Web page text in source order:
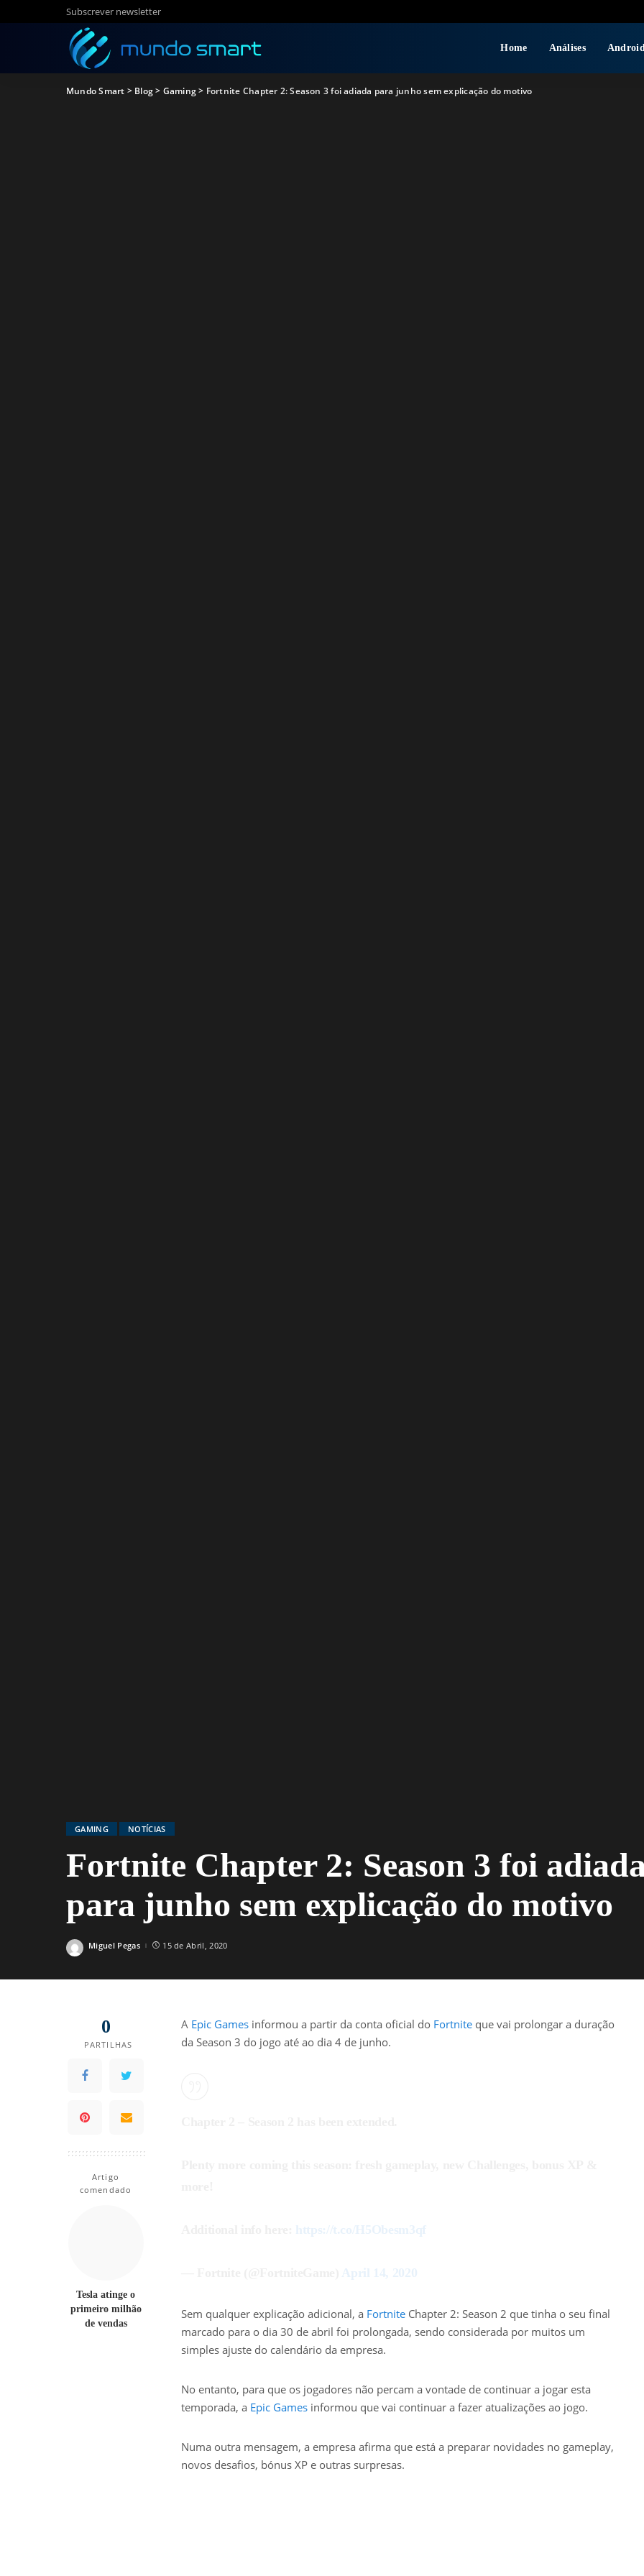
Subscrever newsletter
Home Análises
Mundo Smart > Blog> Gaming> Fortnite Chapter 2: Season 3 foi adiada para junho sem explicação do motivo
GAMING NOTÍCIAS
Fortnite Chapter 2: Season 3 foi
para junho sem explicação do motivo
Posted
Miguel Pegas 15 de Abril, 2020
0
PARTILHAS
Artigo
comendado
Tesla atinge o
primeiro milhão
de vendas
A Epic Games informou a partir da conta oficial do Fortnite que vai prolongar a duração
da Season 3 do jogo até ao dia 4 de junho.
https://t.co/H5Obesm3qf
April 14, 2020
Sem qualquer explicação adicional, a Fortnite Chapter 2: Season 2 que tinha o seu final
marcado para o dia 30 de abril foi prolongada, sendo considerada por muitos um
simples ajuste do calendário da empresa.
No entanto, para que os jogadores não percam a vontade de continuar a jogar esta
temporada, a Epic Games informou que vai continuar a fazer atualizações ao jogo.
Numa outra mensagem, a empresa afirma que está a preparar novidades no gameplay,
novos desafios, bónus XP e outras surpresas.